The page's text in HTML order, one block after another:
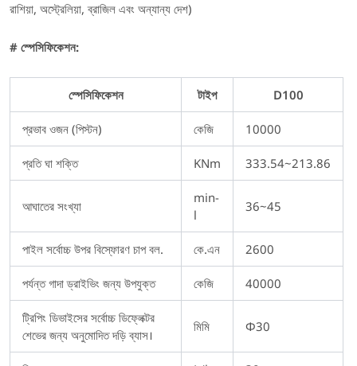
রাশিয়া, অস্ট্রেলিয়া, ব্রাজিল এবং অন্যান্য দেশ)
# স্পেসিফিকেশন:
স্পেসিফিকেশন টাইপ D100
প্রভাব ওজন (পিস্টন) কেজি 10000
প্রতি ঘা শক্তি KNm 333.54~213.86
আঘাতের সংখ্যা
min-
l
36~45
পাইল সর্বোচ্চ উপর বিস্ফোরণ চাপ বল. কে.এন 2600
পর্যন্ত গাদা ড্রাইভিং জন্য উপযুক্ত কেজি 40000
ট্রিপিং ডিভাইসের সর্বোচ্চ ডিফ্লেক্টর
শেভের জন্য অনুমোদিত দড়ি ব্যাস।
মিমি Φ30